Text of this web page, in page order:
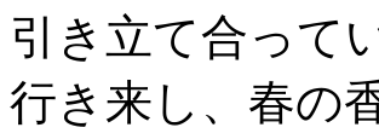
引き立て合って
行き来し、春の